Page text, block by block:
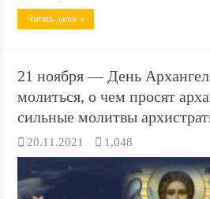
Читать далее »
21 ноября — День
молиться, о чем просят
сильные молитвы
20.11.2021 1,048